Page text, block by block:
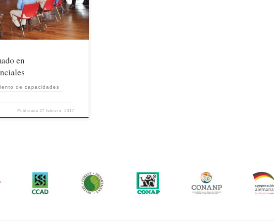
en
de capacidades
Publicada 27 febrero, 2017